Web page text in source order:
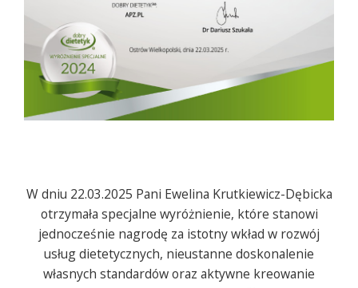
W dniu 22.03.2025 Pani Ewelina Krutkiewicz-Dębicka
otrzymała specjalne wyróżnienie, które stanowi
jednocześnie nagrodę za istotny wkład w rozwój
usług dietetycznych, nieustanne doskonalenie
własnych standardów oraz aktywne kreowanie